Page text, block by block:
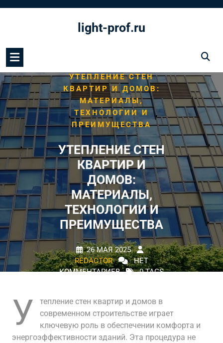
light-prof.ru
УТЕПЛЕНИЕ СТЕН
КВАРТИР И ДОМОВ:
МАТЕРИАЛЫ,
ТЕХНОЛОГИИ И
ПРЕИМУЩЕСТВА
УТЕПЛЕНИЕ СТЕН
КВАРТИР И
ДОМОВ:
МАТЕРИАЛЫ,
ТЕХНОЛОГИИ И
ПРЕИМУЩЕСТВА
26 МАЯ 2025
REDACTOR
НЕТ
КОММЕНТАРИЕВ
0 TAGS
У
тепление стен квартир и домов в
современном строительстве играет
ключевую роль в обеспечении комфорта и
энергоэффективности зданий. Эта процедура не